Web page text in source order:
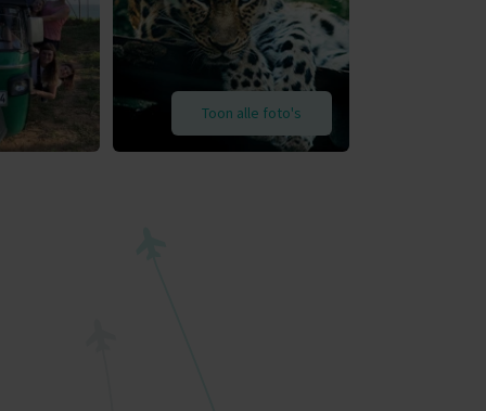
Toon alle foto's